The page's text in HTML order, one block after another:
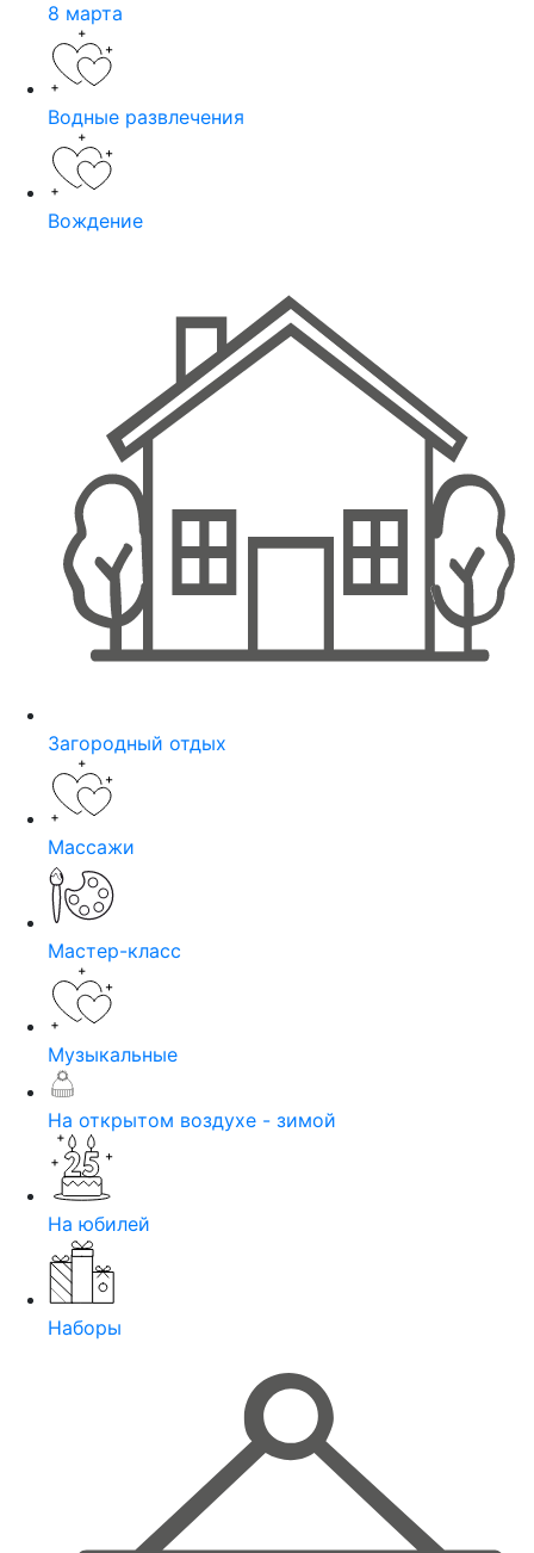
8 марта
Водные развлечения
Вождение
Загородный отдых
Массажи
Мастер-класс
Музыкальные
На открытом воздухе - зимой
На юбилей
Наборы